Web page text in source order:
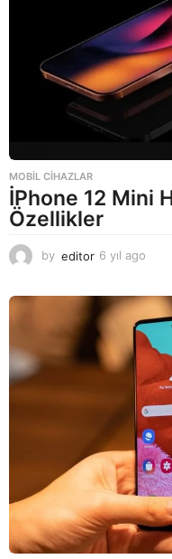
o
MOBIL CIHAZLAR
İPhone 12 Mini
Özellikler
by editor 6 yıl ago
a
g